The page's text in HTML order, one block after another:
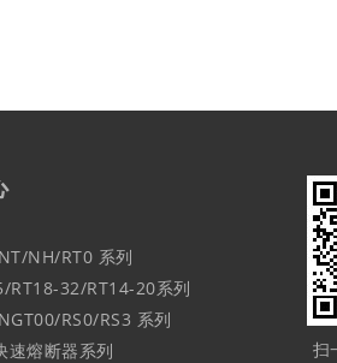
扫
NH/RT0 系列
RT18-32/RT14-20系列
RS0/RS3 系列
速熔断器系列